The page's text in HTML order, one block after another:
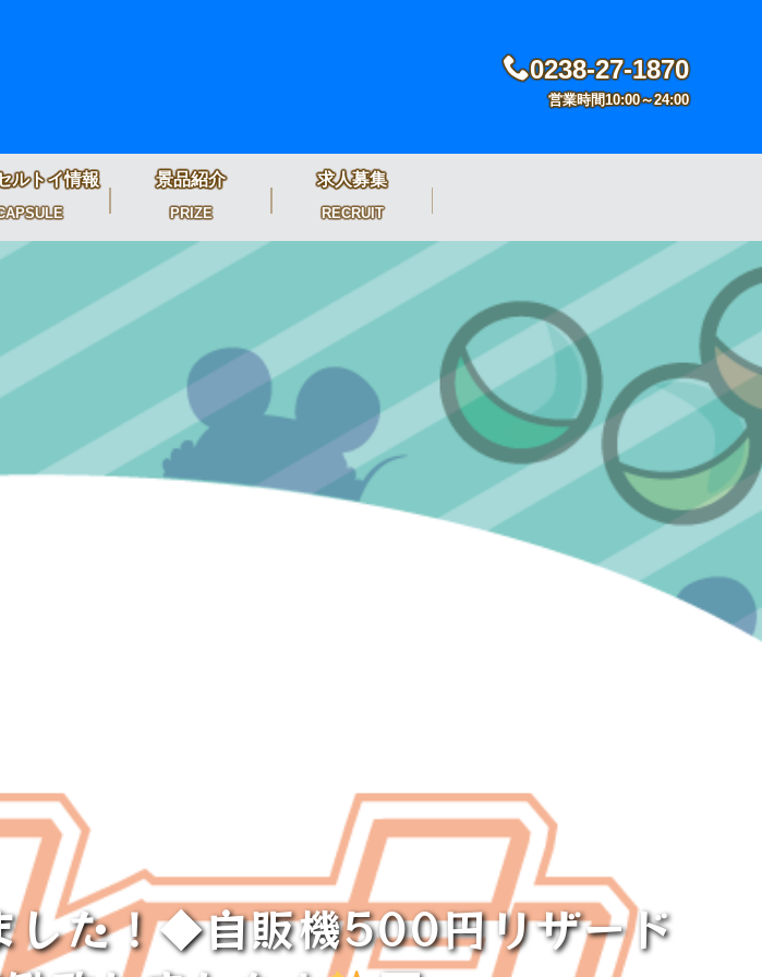
0238-27-1870
営業時間10:00～24:00
ルトイ情報 景品紹介
PRIZE
求人募集
RECRUIT
た！◆自販機500円リザード